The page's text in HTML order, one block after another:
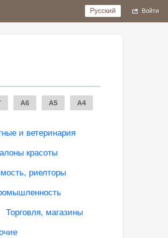
Русский Войти
A6 A5 A4
и ветеринария
красоты
риелторы
Торговля, магазины